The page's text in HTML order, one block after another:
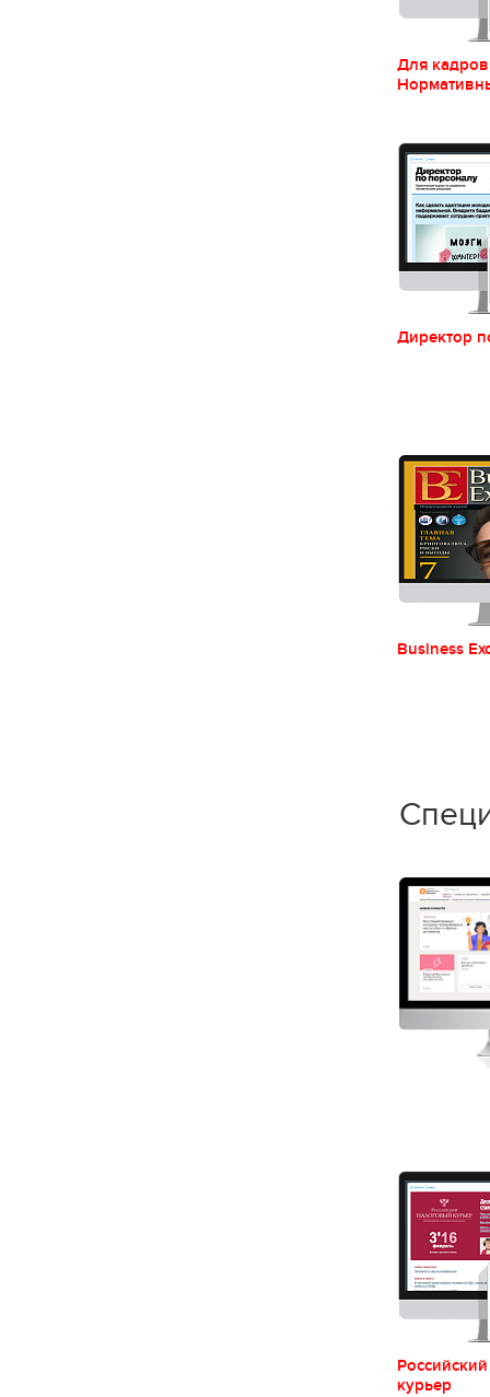
Для
Директор
Business
курьер